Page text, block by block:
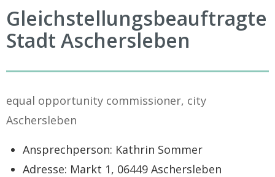
Gleichstellungsbeauftragte
Stadt Aschersleben
equal opportunity commissioner, city
Aschersleben
Ansprechperson: Kathrin Sommer
Adresse: Markt 1, 06449 Aschersleben